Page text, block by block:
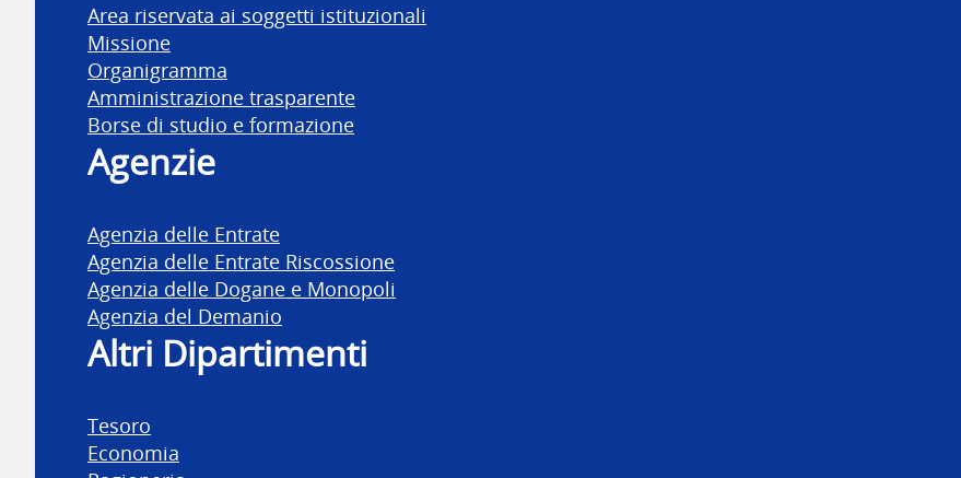
Area riservata ai soggetti istituzionali
Missione
Organigramma
Amministrazione trasparente
Borse di studio e formazione
Agenzie
Agenzia delle Entrate
Agenzia delle Entrate Riscossione
Agenzia delle Dogane e Monopoli
Agenzia del Demanio
Altri Dipartimenti
Tesoro
Economia